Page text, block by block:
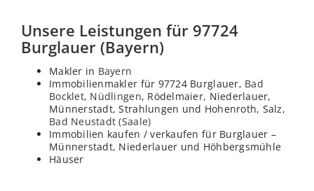
Unsere Leistungen für 97724
Burglauer (Bayern)
Makler in Bayern
Immobilienmakler für 97724 Burglauer, Bad
Bocklet, Nüdlingen, Rödelmaier, Niederlauer,
Münnerstadt, Strahlungen und Hohenroth, Salz,
Bad Neustadt (Saale)
Immobilien kaufen / verkaufen für Burglauer –
Münnerstadt, Niederlauer und Höhbergsmühle
Häuser